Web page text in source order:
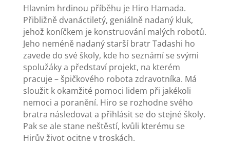
Hlavním hrdinou příběhu je Hiro Hamada.
Přibližně dvanáctiletý, geniálně nadaný kluk,
jehož koníčkem je konstruování malých robotů.
Jeho neméně nadaný starší bratr Tadashi ho
zavede do své školy, kde ho seznámí se svými
spolužáky a představí projekt, na kterém
pracuje – špičkového robota zdravotníka. Má
sloužit k okamžité pomoci lidem při jakékoli
nemoci a poranění. Hiro se rozhodne svého
bratra následovat a přihlásit se do stejné školy.
Pak se ale stane neštěstí, kvůli kterému se
Hirův život ocitne v troskách.